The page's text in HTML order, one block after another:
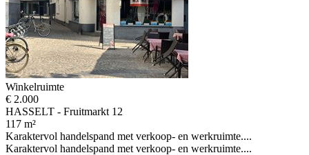
Winkelruimte
€ 2.000
HASSELT - Fruitmarkt 12
117 m²
Karaktervol handelspand met verkoop- en werkruimte....
Karaktervol handelspand met verkoop- en werkruimte....